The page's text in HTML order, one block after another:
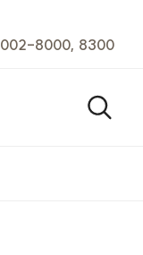
8000, 8300
검색열기